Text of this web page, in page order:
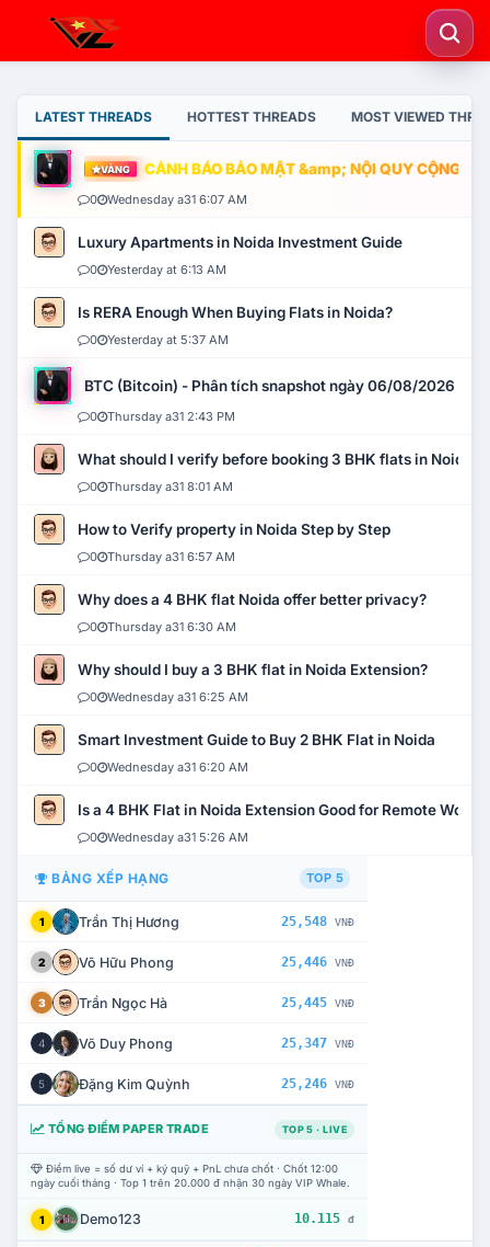
LATEST THREADS HOTTEST THREADS MOST VIEWED
VÀNG CẢNH BÁO BẢO MẬT &amp; NỘI QUY CỘNG
0 Wednesday a31 6:07 AM
Luxury Apartments in Noida Investment Guide
0 Yesterday at 6:13 AM
Is RERA Enough When Buying Flats in Noida?
0 Yesterday at 5:37 AM
BTC (Bitcoin) - Phân tích snapshot ngày 06/08/2026
0 Thursday a31 2:43 PM
What should I verify before booking 3 BHK flats in Noida?
0 Thursday a31 8:01 AM
How to Verify property in Noida Step by Step
0 Thursday a31 6:57 AM
Why does a 4 BHK flat Noida offer better privacy?
0 Thursday a31 6:30 AM
Why should I buy a 3 BHK flat in Noida Extension?
0 Wednesday a31 6:25 AM
Smart Investment Guide to Buy 2 BHK Flat in Noida
0 Wednesday a31 6:20 AM
Is a 4 BHK Flat in Noida Extension Good for Remote Work?
0 Wednesday a31 5:26 AM
BẢNG XẾP HẠNG TOP 5
1 Trần Thị Hương 25,548 VNĐ
2 Võ Hữu Phong 25,446 VNĐ
3 Trần Ngọc Hà 25,445 VNĐ
4 Võ Duy Phong 25,347 VNĐ
5 Đặng Kim Quỳnh 25,246 VNĐ
TỔNG ĐIỂM PAPER TRADE TOP 5 · LIVE
Điểm live = số dư ví + ký quỹ + PnL chưa chốt · Chốt 12:00
ngày cuối tháng · Top 1 trên 20.000 đ nhận 30 ngày VIP Whale.
1 Demo123 10.115 đ